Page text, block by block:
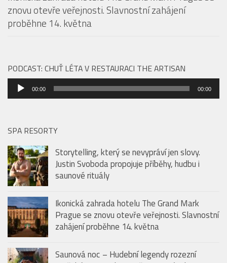
Ikonická zahrada hotelu The Grand Mark Prague se
přehrávač
SPA RESORTY
Justin Svoboda propojuje příběhy, hudbu i
saunové rituály
Prague se znovu otevře veřejnosti. Slavnostní